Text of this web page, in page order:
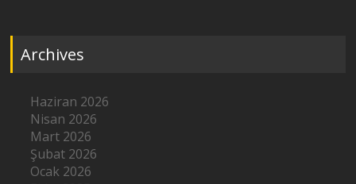
Archives
Haziran 2026
Nisan 2026
Mart 2026
Şubat 2026
Ocak 2026